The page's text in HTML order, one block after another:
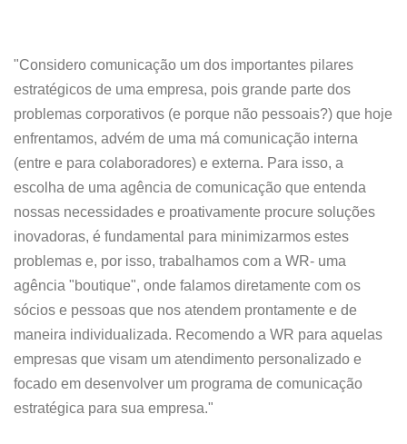
"Considero comunicação um dos importantes pilares
estratégicos de uma empresa, pois grande parte dos
problemas corporativos (e porque não pessoais?) que hoje
enfrentamos, advém de uma má comunicação interna
(entre e para colaboradores) e externa. Para isso, a
escolha de uma agência de comunicação que entenda
nossas necessidades e proativamente procure soluções
inovadoras, é fundamental para minimizarmos estes
problemas e, por isso, trabalhamos com a WR- uma
agência "boutique", onde falamos diretamente com os
sócios e pessoas que nos atendem prontamente e de
maneira individualizada. Recomendo a WR para aquelas
empresas que visam um atendimento personalizado e
focado em desenvolver um programa de comunicação
estratégica para sua empresa."